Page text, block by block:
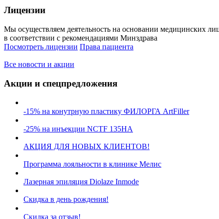
Лицензии
Мы осуществляем деятельность на основании медицинских
в соответствии с рекомендациями Минздрава
Посмотреть лицензии Права пациента
Все новости и акции
Акции и спецпредложения
-15% на конутрную пластику ФИЛОРГА ArtFiller
-25% на инъекции NCTF 135HA
АКЦИЯ ДЛЯ НОВЫХ КЛИЕНТОВ!
Программа лояльности в клинике Мелис
Лазерная эпиляция Diolaze Inmode
Скидка в день рождения!
Скидка за отзыв!